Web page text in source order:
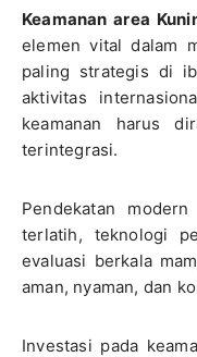
Keamanan area
elemen vital dalam
paling strategis di
aktivitas
keamanan harus
terintegrasi.
Pendekatan
terlatih, teknologi
evaluasi berkala
aman, nyaman, dan
Investasi pada